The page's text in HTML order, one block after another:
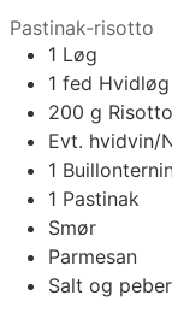
Pastinak-risotto
1 Løg
1 fed Hvidløg
200 g
Evt. hvidvin/
1
1 Pastinak
Smør
Parmesan
Salt og peber